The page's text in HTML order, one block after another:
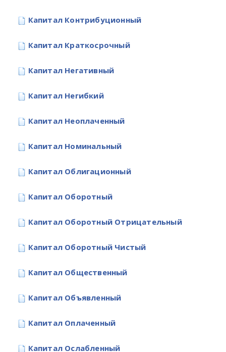
Капитал Контрибуционный
Капитал Краткосрочный
Капитал Негативный
Капитал Негибкий
Капитал Неоплаченный
Капитал Номинальный
Капитал Облигационный
Капитал Оборотный
Капитал Оборотный Отрицательный
Капитал Оборотный Чистый
Капитал Общественный
Капитал Объявленный
Капитал Оплаченный
Капитал Ослабленный